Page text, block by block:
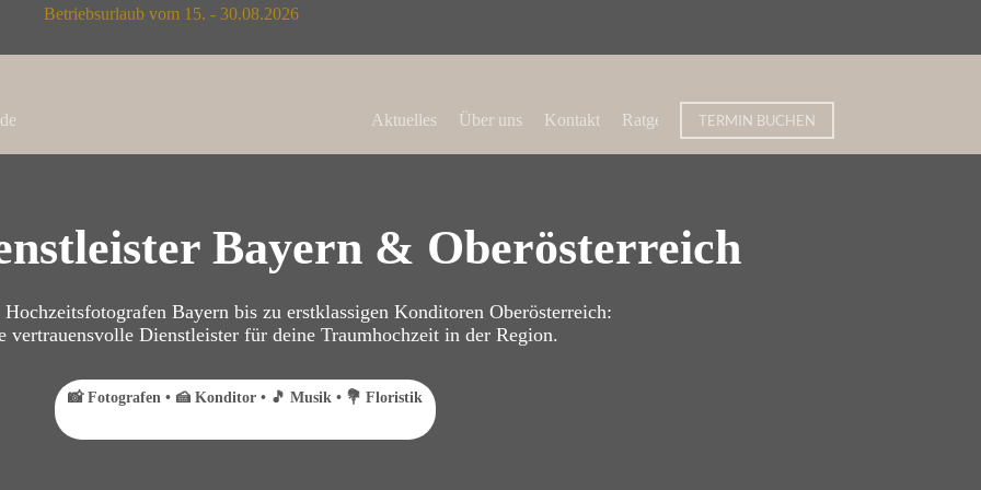
Betriebsurlaub vom 15. - 30.08.2026
Aktuelles Über uns Kontakt Ratgeber TERMIN BUCHEN
Bayern & Oberösterreich
Hochzeitsfotografen Bayern bis zu erstklassigen Konditoren Oberösterreich:
vertrauensvolle Dienstleister für deine Traumhochzeit in der Region.
📸 Fotografen • 🍰 Konditor • 🎵 Musik • 💐 Floristik